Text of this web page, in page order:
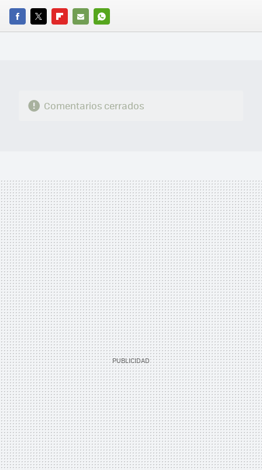
FACEBOOK
TWITTERFLIPBOARD
E-
WHATSAPP
Comentarios cerrados